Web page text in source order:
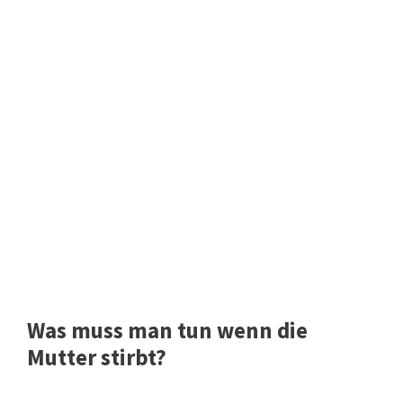
Was muss man tun wenn die
Mutter stirbt?